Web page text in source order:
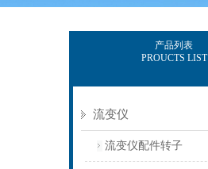
产品列表
PROUCTS LIST
流变仪
流变仪配件转子